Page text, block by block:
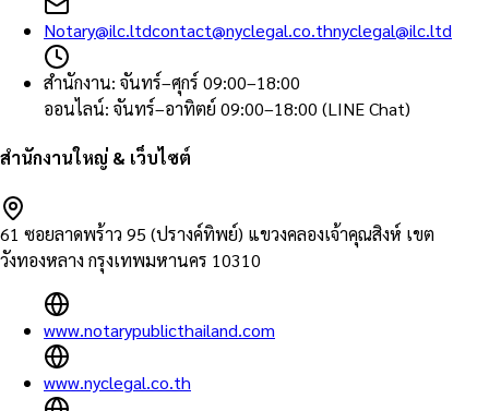
Notary@ilc.ltdcontact@nyclegal.co.thnyclegal@ilc.ltd
สำนักงาน: จันทร์–ศุกร์ 09:00–18:00
ออนไลน์: จันทร์–อาทิตย์ 09:00–18:00 (LINE Chat)
สำนักงานใหญ่ & เว็บไซต์
61 ซอยลาดพร้าว 95 (ปรางค์ทิพย์) แขวงคลองเจ้าคุณสิงห์ เขต
วังทองหลาง กรุงเทพมหานคร 10310
www.notarypublicthailand.com
www.nyclegal.co.th